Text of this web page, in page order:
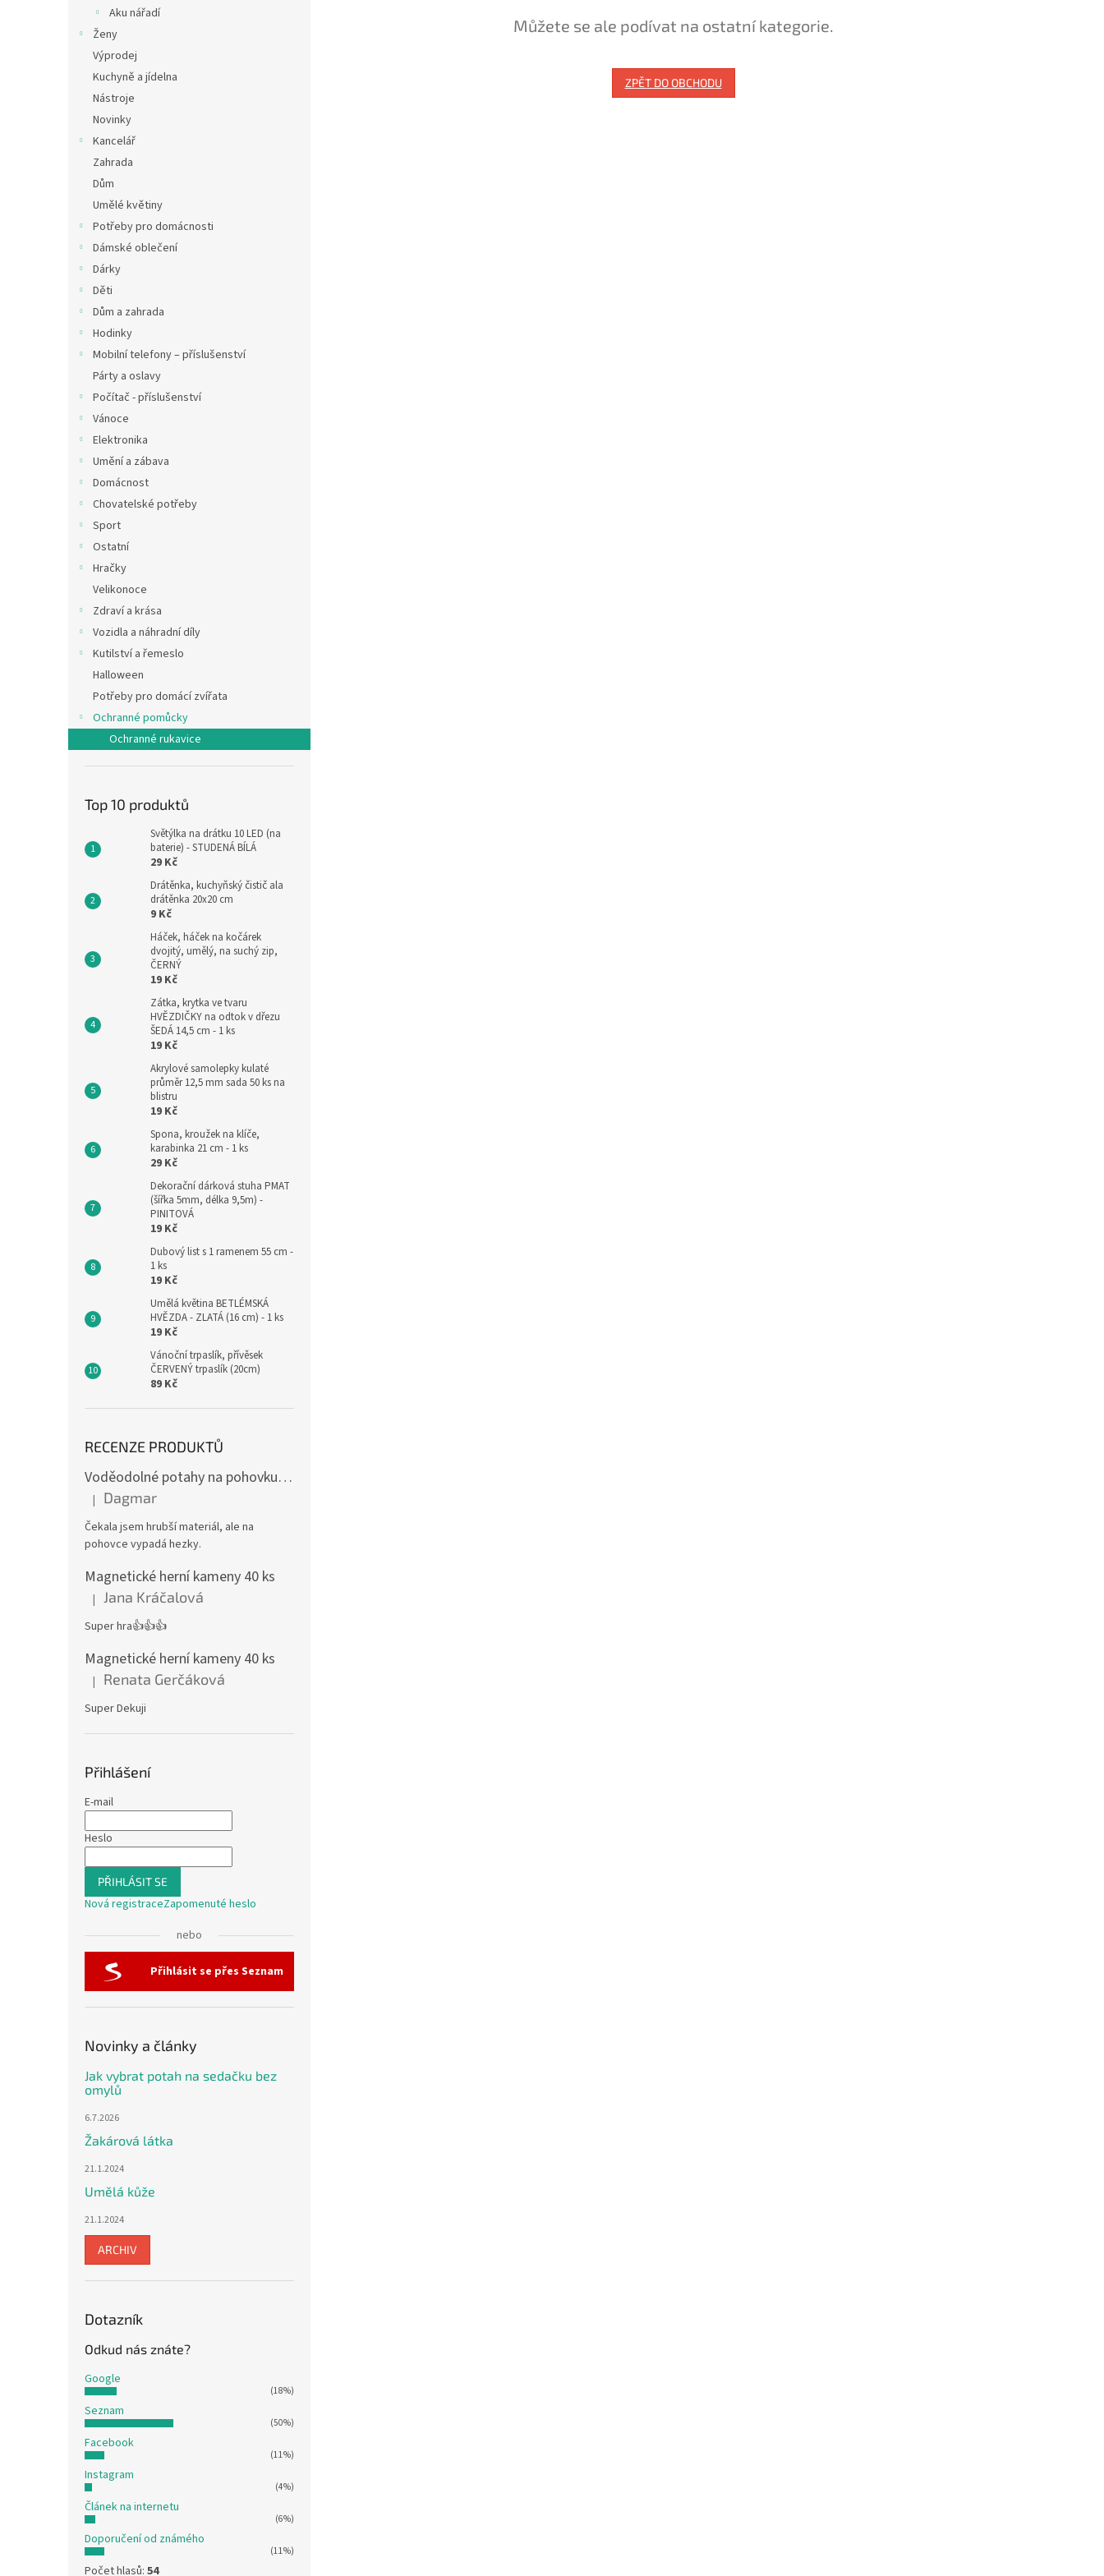
Aku nářadí
Ženy
Výprodej
Kuchyně a jídelna
Nástroje
Novinky
Kancelář
Zahrada
Dům
Umělé květiny
Potřeby pro domácnosti
Dámské oblečení
Dárky
Děti
Dům a zahrada
Hodinky
Mobilní telefony – příslušenství
Párty a oslavy
Počítač - příslušenství
Vánoce
Elektronika
Umění a zábava
Domácnost
Chovatelské potřeby
Sport
Ostatní
Hračky
Velikonoce
Zdraví a krása
Vozidla a náhradní díly
Kutilství a řemeslo
Halloween
Potřeby pro domácí zvířata
Ochranné pomůcky
Ochranné rukavice
Top 10 produktů
Světýlka na drátku 10 LED (na
baterie) - STUDENÁ BÍLÁ
29 Kč
Drátěnka, kuchyňský čistič ala
drátěnka 20x20 cm
9 Kč
Háček, háček na kočárek
dvojitý, umělý, na suchý zip,
ČERNÝ
19 Kč
Zátka, krytka ve tvaru
HVĚZDIČKY na odtok v dřezu
ŠEDÁ 14,5 cm - 1 ks
19 Kč
Akrylové samolepky kulaté
průměr 12,5 mm sada 50 ks na
blistru
19 Kč
Spona, kroužek na klíče,
karabinka 21 cm - 1 ks
29 Kč
Dekorační dárková stuha PMAT
(šířka 5mm, délka 9,5m) -
PINITOVÁ
19 Kč
Dubový list s 1 ramenem 55 cm -
1 ks
19 Kč
Umělá květina BETLÉMSKÁ
HVĚZDA - ZLATÁ (16 cm) - 1 ks
19 Kč
Vánoční trpaslík, přívěsek
ČERVENÝ trpaslík (20cm)
89 Kč
RECENZE PRODUKTŮ
Voděodolné potahy na pohovku se vzorem
Hodnocení produktu je 4 z 5 hvězdiček.
| Dagmar
Čekala jsem hrubší materiál, ale na
pohovce vypadá hezky.
Magnetické herní kameny 40 ks
Hodnocení produktu je 5 z 5 hvězdiček.
| Jana Kráčalová
Super hra👍👍👍
Magnetické herní kameny 40 ks
Hodnocení produktu je 5 z 5 hvězdiček.
| Renata Gerčáková
Super Dekuji
Přihlášení
E-mail
Heslo
PŘIHLÁSIT SE
Nová registraceZapomenuté heslo
nebo
Přihlásit se přes Seznam
Novinky a články
Jak vybrat potah na sedačku bez
omylů
6.7.2026
Žakárová látka
21.1.2024
Umělá kůže
21.1.2024
ARCHIV
Dotazník
Odkud nás znáte?
Google
(18%)
Seznam
(50%)
Facebook
(11%)
Instagram
(4%)
Článek na internetu
(6%)
Doporučení od známého
(11%)
Počet hlasů: 54
Můžete se ale podívat na ostatní kategorie.
ZPĚT DO OBCHODU